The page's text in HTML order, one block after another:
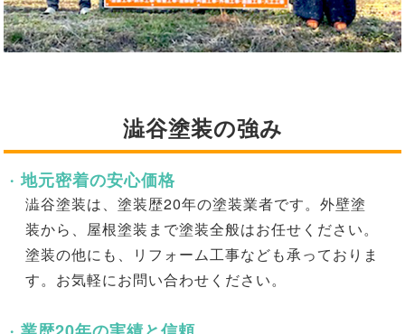
澁谷塗装の強み
地元密着の安心価格
澁谷塗装は、塗装歴20年の塗装業者です。外壁塗
装から、屋根塗装まで塗装全般はお任せください。
塗装の他にも、リフォーム工事なども承っておりま
す。お気軽にお問い合わせください。